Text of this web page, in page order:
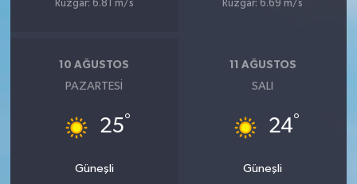
Rüzgar: 6.81 m/s Rüzgar: 6.69 m/s
10 AĞUSTOS
PAZARTESI
25°
Güneşli
11 AĞUSTOS
SALI
24°
Güneşli